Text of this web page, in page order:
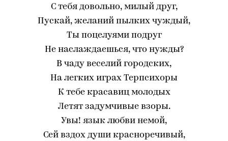
С тебя довольно, милый друг,
Пускай, желаний пылких чуждый,
Ты поцелуями подруг
Не наслаждаешься, что нужды?
В чаду веселий городских,
На легких играх Терпсихоры
К тебе красавиц молодых
Летят задумчивые взоры.
Увы! язык любви немой,
Сей вздох души красноречивый,